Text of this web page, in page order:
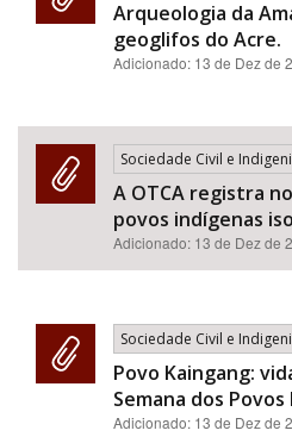
Arqueologia da
geoglifos do Acre.
Adicionado: 13 de Dez de
Sociedade Civil e
A OTCA registra
povos indígenas
Adicionado: 13 de Dez de
Sociedade Civil e
Povo Kaingang:
Semana dos
Adicionado: 13 de Dez de